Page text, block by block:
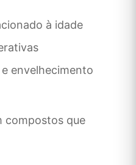
à idade
envelhecimento
compostos que